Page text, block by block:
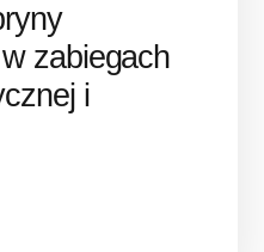
zabiegach
i